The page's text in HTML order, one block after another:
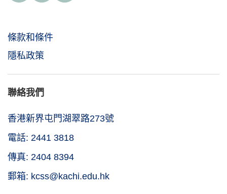
條款和條件
隱私政策
聯絡我們
香港新界屯門湖翠路273號
電話: 2441 3818
傳真: 2404 8394
郵箱: kcss@kachi.edu.hk